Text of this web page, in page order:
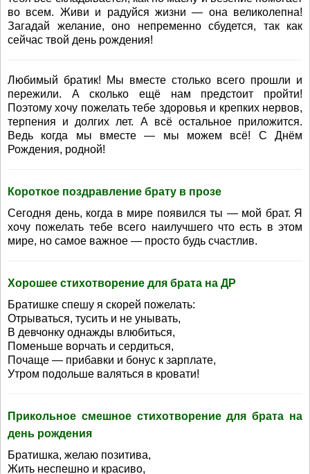
во всем. Живи и радуйся жизни — она великолепна!
Загадай желание, оно непременно сбудется, так как
сейчас твой день рождения!
Любимый братик! Мы вместе столько всего прошли и
пережили. А сколько ещё нам предстоит пройти!
Поэтому хочу пожелать тебе здоровья и крепких нервов,
терпения и долгих лет. А всё остальное приложится.
Ведь когда мы вместе — мы можем всё! С Днём
Рождения, родной!
Короткое поздравление брату в прозе
Сегодня день, когда в мире появился ты — мой брат. Я
хочу пожелать тебе всего наилучшего что есть в этом
мире, но самое важное — просто будь счастлив.
Хорошее стихотворение для брата на ДР
Братишке спешу я скорей пожелать:
Отрываться, тусить и не унывать,
В девчонку однажды влюбиться,
Поменьше ворчать и сердиться,
Почаще — прибавки и бонус к зарплате,
Утром подольше валяться в кровати!
Прикольное смешное стихотворение для брата на
день рождения
Братишка, желаю позитива,
Жить неспешно и красиво,